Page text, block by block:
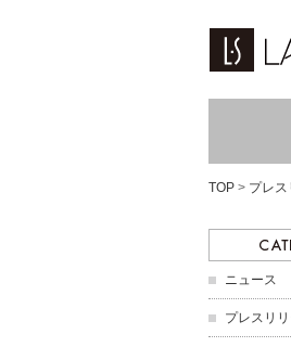
TOP > プレス
ニュース
プレスリ